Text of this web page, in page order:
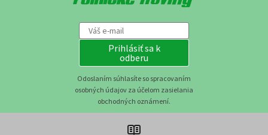
Prihlásiť sa k
odberu
Odoslaním súhlasíte so spracovaním
osobných údajov za účelom zasielania
obchodných oznámení.